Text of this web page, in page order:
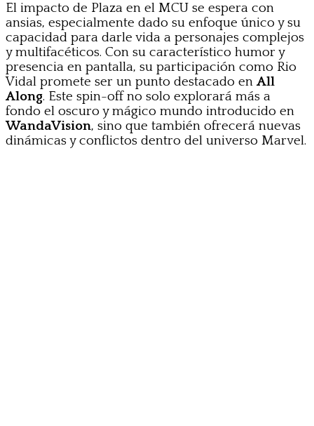
El impacto de Plaza en el MCU se espera con
ansias, especialmente dado su enfoque único y su
capacidad para darle vida a personajes complejos
y multifacéticos. Con su característico humor y
presencia en pantalla, su participación como Rio
Vidal promete ser un punto destacado en All
Along. Este spin-off no solo explorará más a
fondo el oscuro y mágico mundo introducido en
WandaVision, sino que también ofrecerá nuevas
dinámicas y conflictos dentro del universo Marvel.